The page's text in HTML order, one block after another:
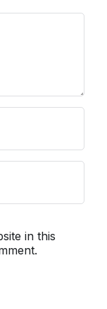
in this